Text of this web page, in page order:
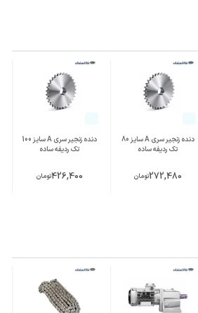
دنده زنجیر سری A سایز 80
تک ردیفه ساده
272,480تومان
دنده زنجیر سری A سایز 100
تک ردیفه ساده
426,400تومان